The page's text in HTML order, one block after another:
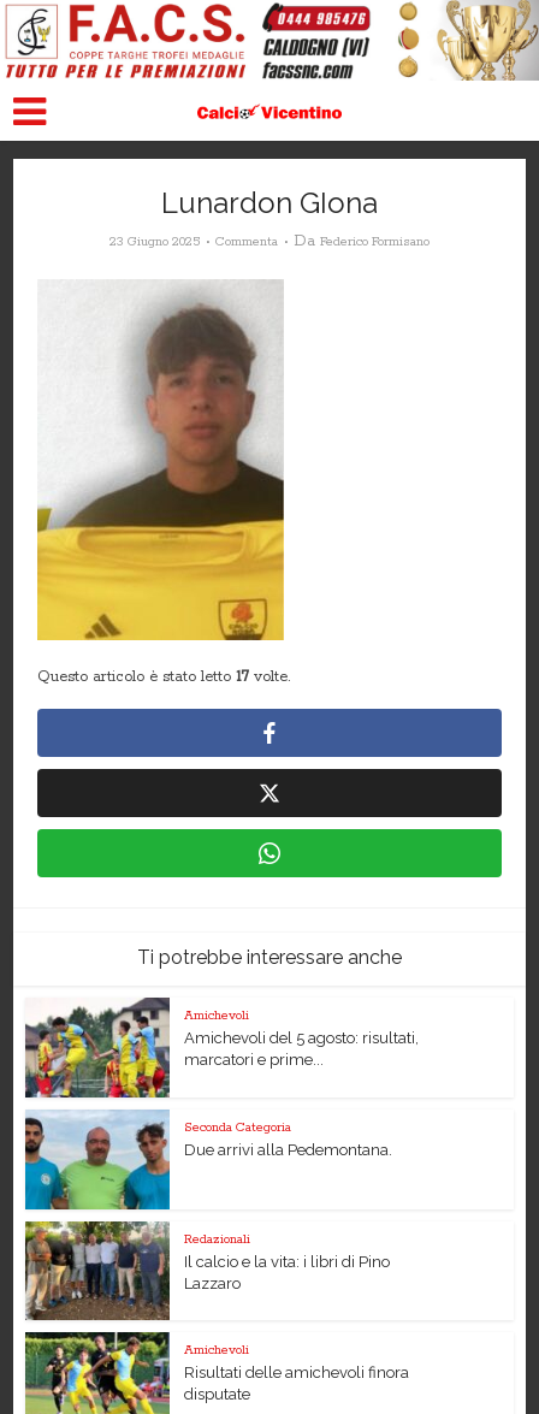
Lunardon GIona
23 Giugno 2025 Commenta Da Federico Formisano
Questo articolo è stato letto17 volte.
Ti potrebbe interessare anche
Amichevoli
Amichevoli del 5 agosto: risultati,
marcatori e prime...
Seconda Categoria
Due arrivi alla Pedemontana.
Redazionali
Il calcio e la vita: i libri di Pino
Lazzaro
Amichevoli
Risultati delle amichevoli finora
disputate